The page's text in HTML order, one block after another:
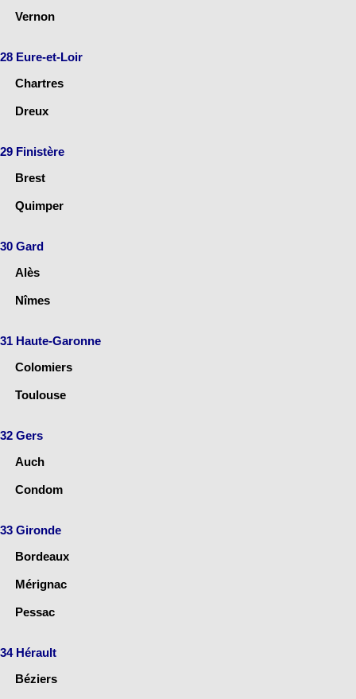
Vernon
28 Eure-et-Loir
Chartres
Dreux
29 Finistère
Brest
Quimper
30 Gard
Alès
Nîmes
31 Haute-Garonne
Colomiers
Toulouse
32 Gers
Auch
Condom
33 Gironde
Bordeaux
Mérignac
Pessac
34 Hérault
Béziers